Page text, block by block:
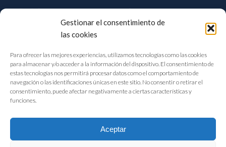
Gestionar el consentimiento de
las cookies
Para ofrecer las mejores experiencias, utilizamos tecnologías como las cookies
para almacenar y/o acceder a la información del dispositivo. El consentimiento de
estas tecnologías nos permitirá procesar datos como el comportamiento de
navegación o las identificaciones únicas en este sitio. No consentir o retirar el
consentimiento, puede afectar negativamente a ciertas características y
funciones.
Aceptar